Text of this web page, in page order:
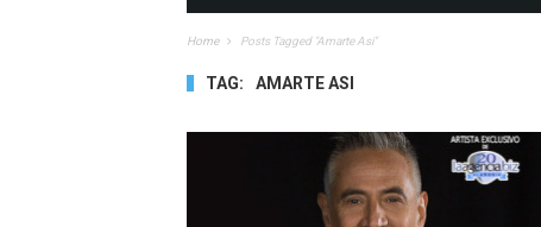
Home Posts Tagged "amarte Asi"
TAG: AMARTE ASI